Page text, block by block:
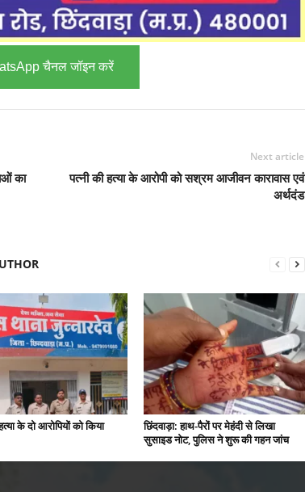
चैनल जॉइन करें
का
Next article
पत्नी की हत्या के आरोपी को सश्रम आजीवन कारावास एवं
अर्थदंड
के दो आरोपियों को किया
छिंदवाड़ा: हाथ-पैरों पर मेहंदी से लिखा
सुसाइड नोट, पुलिस ने शुरू की गहन जांच